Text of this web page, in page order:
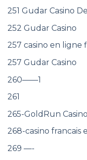
251 Gudar Casino
252 Gudar Casino
257 casino en ligne
257 Gudar Casino
260——1
261
265-GoldRun Casino
268-casino francais
269 —-